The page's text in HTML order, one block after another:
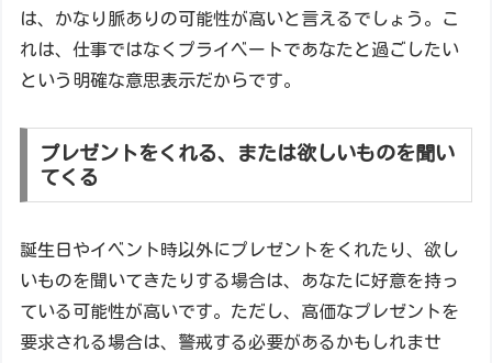
は、かなり脈ありの可能性が高いと言えるでしょう。こ
れは、仕事ではなくプライベートであなたと過ごしたい
という明確な意思表示だからです。
プレゼントをくれる、または欲しいものを聞い
てくる
誕生日やイベント時以外にプレゼントをくれたり、欲し
いものを聞いてきたりする場合は、あなたに好意を持っ
ている可能性が高いです。ただし、高価なプレゼントを
要求される場合は、警戒する必要があるかもしれませ